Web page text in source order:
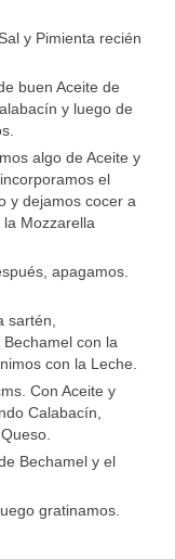
y Pimienta recién
buen Aceite de
y luego de
algo de Aceite y
el
y dejamos cocer a
Mozzarella
apagamos.
sartén,
con la
con la Leche.
Con Aceite y
Calabacín,
Bechamel y el
gratinamos.